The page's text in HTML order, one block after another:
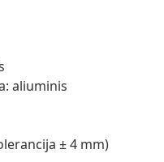
aliuminis
± 4 mm)